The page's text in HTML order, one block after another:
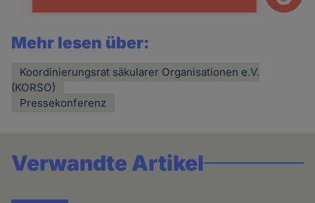
Mehr lesen über:
Koordinierungsrat säkularer Organisationen e.V.
(KORSO)
Pressekonferenz
Verwandte Artikel